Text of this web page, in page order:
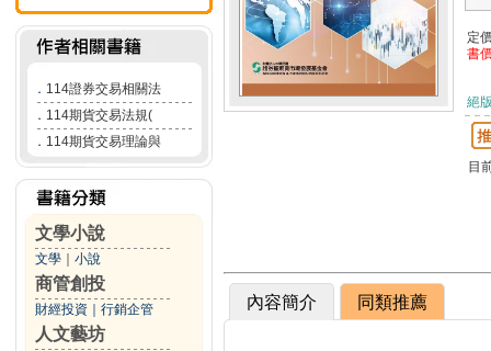
． 114證券交易相關法
． 114期貨交易法規(
． 114期貨交易理論與
文學小說
文學 小說
商管創投
財經投資 行銷企管
人文藝坊
定
書
絕
目
內容簡介 同類推薦